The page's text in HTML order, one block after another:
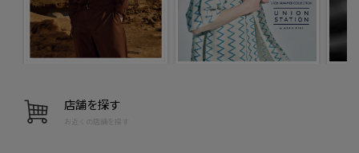
店舗を探す
お近くの店舗を探す